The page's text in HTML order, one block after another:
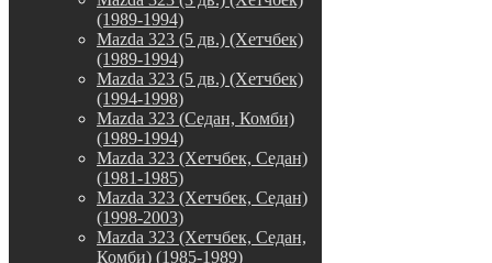
(1989-1994)
Mazda 323 (5 дв.) (Хетчбек)
(1989-1994)
Mazda 323 (5 дв.) (Хетчбек)
(1994-1998)
Mazda 323 (Седан, Комби)
(1989-1994)
Mazda 323 (Хетчбек, Седан)
(1981-1985)
Mazda 323 (Хетчбек, Седан)
(1998-2003)
Mazda 323 (Хетчбек, Седан,
Комби) (1985-1989)